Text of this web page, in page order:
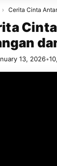
› Cerita Cinta
13, 2026•